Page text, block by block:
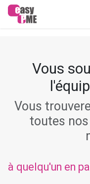
Se rendre au contenu
Vous
Vous
toutes
à quelqu'un en